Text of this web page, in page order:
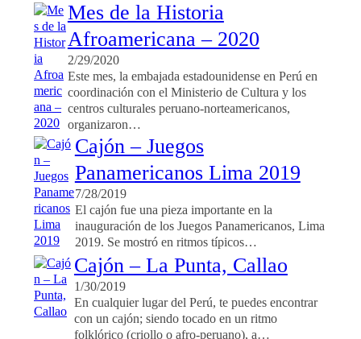
Mes de la Historia
Afroamericana – 2020
2/29/2020
Este mes, la embajada estadounidense en Perú en
coordinación con el Ministerio de Cultura y los
centros culturales peruano-norteamericanos,
organizaron…
Cajón – Juegos
Panamericanos Lima 2019
7/28/2019
El cajón fue una pieza importante en la
inauguración de los Juegos Panamericanos, Lima
2019. Se mostró en ritmos típicos…
Cajón – La Punta, Callao
1/30/2019
En cualquier lugar del Perú, te puedes encontrar
con un cajón; siendo tocado en un ritmo
folklórico (criollo o afro-peruano), a…